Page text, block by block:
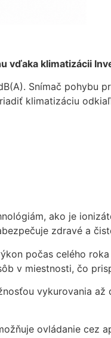
vďaka klimatizácii
Snímač pohybu
klimatizáciu
ako je
zdravé a
počas celého
v miestnosti, čo
vykurovania
ovládanie cez